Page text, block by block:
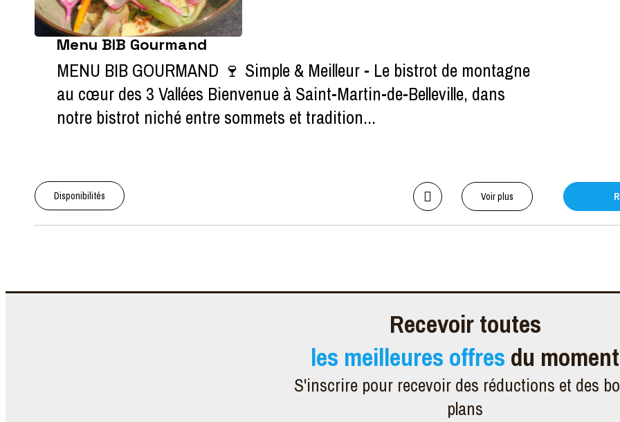
Menu BIB Gourmand
MENU BIB GOURMAND 🍷 Simple & Meilleur - Le bistrot de montagne
au cœur des 3 Vallées Bienvenue à Saint-Martin-de-Belleville, dans
notre bistrot niché entre sommets et tradition...
Voir plus
Disponibilités
Recevoir toutes
les meilleures offres du moment
S'inscrire pour recevoir des réductions et des
plans